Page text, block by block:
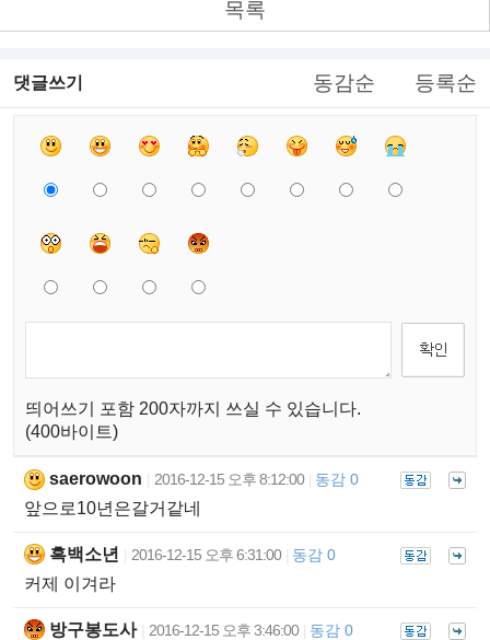
목록
댓글쓰기 동감순 등록순
띄어쓰기 포함 200자까지 쓰실 수 있습니다.
(400바이트)
saerowoon 2016-12-15 오후 8:12:00 동감 0
앞으로10년은갈거같네
흑백소년 2016-12-15 오후 6:31:00 동감 0
커제 이겨라
방구봉도사 2016-12-15 오후 3:46:00 동감 0